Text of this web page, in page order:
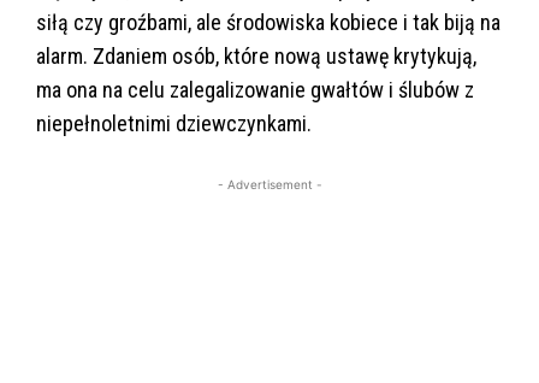
siłą czy groźbami, ale środowiska kobiece i tak biją na
alarm. Zdaniem osób, które nową ustawę krytykują,
ma ona na celu zalegalizowanie gwałtów i ślubów z
niepełnoletnimi dziewczynkami.
- Advertisement -